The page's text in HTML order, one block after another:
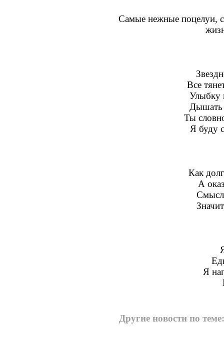
Самые нежные поцелуи,
Все
Улыбку
Дышать
Ты
Я буду
Как
А
Я
Другие новости по теме: